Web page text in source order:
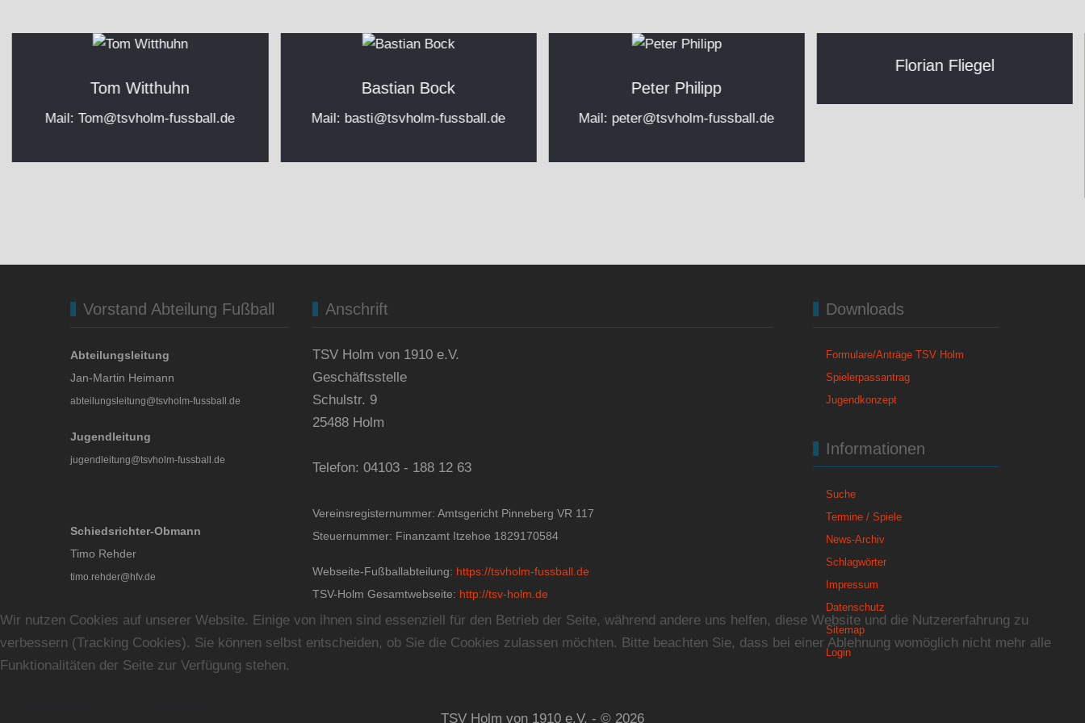
Tom Witthuhn
Mail:Tom@tsvholm-fussball.de
Bastian Bock
Mail: basti@tsvholm-fussball.de
Peter Philipp
Mail:peter@tsvholm-fussball.de
Florian Fliegel
Vorstand Abteilung Fußball
Abteilungsleitung
Jan-Martin Heimann
abteilungsleitung@tsvholm-fussball.de
Jugendleitung
jugendleitung@tsvholm-fussball.de
Schiedsrichter-Obmann
Timo Rehder
timo.rehder@hfv.de
Anschrift
TSV Holm von 1910 e.V.
Geschäftsstelle
Schulstr. 9
25488 Holm
Telefon: 04103 - 188 12 63
Vereinsregisternummer: Amtsgericht Pinneberg VR 117
Steuernummer: Finanzamt Itzehoe 1829170584
Webseite-Fußballabteilung: https://tsvholm-fussball.de
TSV-Holm Gesamtwebseite: http://tsv-holm.de
Downloads
Formulare/Anträge TSV Holm
Spielerpassantrag
Jugendkonzept
Informationen
Suche
Termine / Spiele
News-Archiv
Schlagwörter
Impressum
Datenschutz
Sitemap
Login
TSV Holm von 1910 e.V. - © 2026
Wir nutzen Cookies auf unserer Website. Einige von ihnen sind essenziell für den Betrieb der Seite, während andere uns helfen, diese Website und die Nutzererfahrung zu
verbessern (Tracking Cookies). Sie können selbst entscheiden, ob Sie die Cookies zulassen möchten. Bitte beachten Sie, dass bei einer Ablehnung womöglich nicht mehr alle
Funktionalitäten der Seite zur Verfügung stehen.